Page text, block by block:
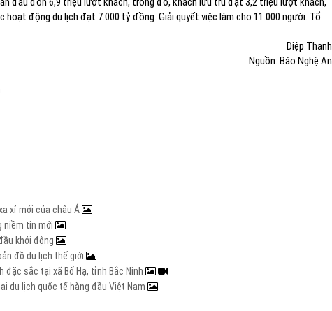
động du lịch đạt 7.000 tỷ đồng. Giải quyết việc làm cho 11.000 người. Tổ
Diệp Thanh
Nguồn: Báo Nghệ An
xỉ mới của châu Á
niềm tin mới
khởi động
đồ du lịch thế giới
sắc tại xã Bố Hạ, tỉnh Bắc Ninh
du lịch quốc tế hàng đầu Việt Nam